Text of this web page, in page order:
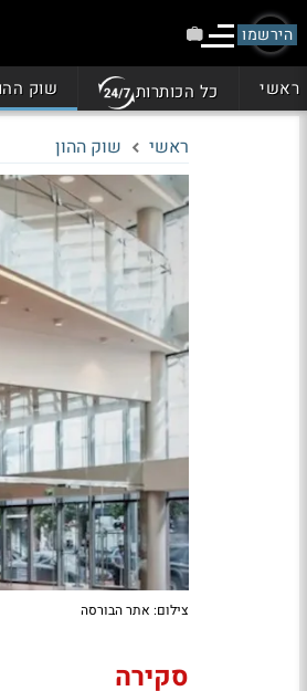
הירשמו
ראשי כל הכותרות שוק
ראשי שוק ההון
צילום: אתר הבורסה
סקירה